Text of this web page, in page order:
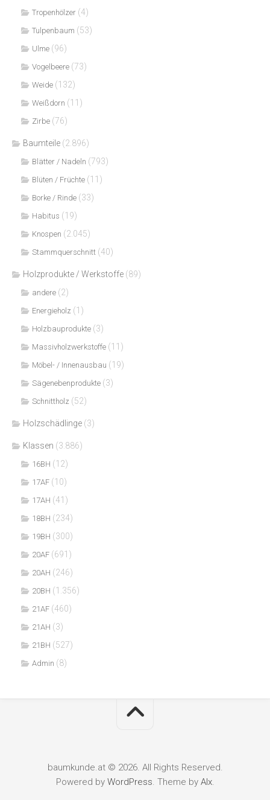
Tropenhölzer (4)
Tulpenbaum (53)
Ulme (96)
Vogelbeere (73)
Weide (132)
Weißdorn (11)
Zirbe (76)
Baumteile (2.896)
Blätter / Nadeln (793)
Blüten / Früchte (11)
Borke / Rinde (33)
Habitus (19)
Knospen (2.045)
Stammquerschnitt (40)
Holzprodukte / Werkstoffe (89)
andere (2)
Energieholz (1)
Holzbauprodukte (3)
Massivholzwerkstoffe (11)
Möbel- / Innenausbau (19)
Sägenebenprodukte (3)
Schnittholz (52)
Holzschädlinge (3)
Klassen (3.886)
16BH (12)
17AF (10)
17AH (41)
18BH (234)
19BH (300)
20AF (691)
20AH (246)
20BH (1.356)
21AF (460)
21AH (3)
21BH (527)
Admin (8)
baumkunde.at © 2026. All Rights Reserved.
Powered by WordPress. Theme by Alx.